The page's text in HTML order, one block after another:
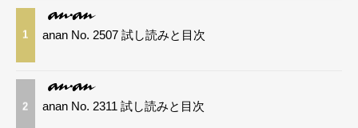
1 anan No. 2507 試し読みと目次
2 anan No. 2311 試し読みと目次